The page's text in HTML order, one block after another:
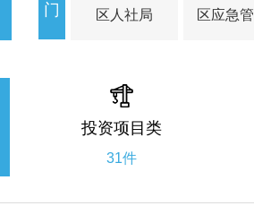
门
区人社局
投资项目类
31件